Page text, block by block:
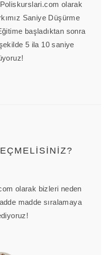
olarak
Saniye Düşürme
başladıktan sonra
5 ila 10 saniye
olarak bizleri neden
madde sıralamaya